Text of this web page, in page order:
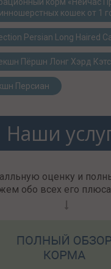
кошек от 1
Persian Long Haired
Пёршн Лонг Хэрд Кэтс
Персиан
Наши
оценку и
обо всех его